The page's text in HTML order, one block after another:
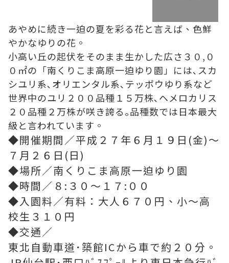
あやめに続き一迫の夏を彩る花と言えば、色鮮
やかなゆりの花。
小高い丘の起伏をそのまま生かした広さ３０,０
０㎡の「南くりこま高原一迫ゆり園」には､スカ
シユリ系､オリエンタル系､テッポウゆり系など
世界中のユリ２００品種１５万株､ヘメロカリス
２０品種２万株が咲き誇る｡品種数では日本最大
級と言われています。
◆開催期間／平成２７年６月１９日(金)～
７月２６日(日)
◆場所／南くりこま高原一迫ゆり園
◆時間／８:３０～１７:００
◆入園料／有料：大人６７０円、小～高
校生３１０円
◆交通／
東北自動車道･築館ICから車で約２０分。